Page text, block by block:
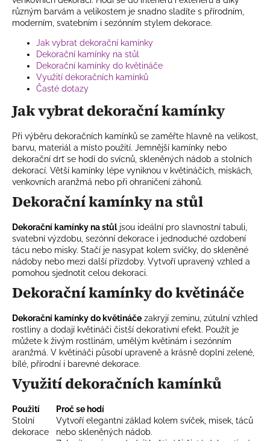
d
a
í
p
r
k
y
ý
p
i
s
u
různým barvám a velikostem je snadno sladíte s přírodním,
moderním, svatebním i sezónním stylem dekorace.
Jak vybrat dekorační kamínky
Dekorační kamínky na stůl
Dekorační kamínky do květináče
Využití dekoračních kamínků
Časté dotazy
Jak vybrat dekorační kamínky
Při výběru dekoračních kamínků se zaměřte hlavně na velikost,
barvu, materiál a místo použití. Jemnější kamínky nebo
dekorační drť se hodí do svícnů, skleněných nádob a stolních
dekorací. Větší kamínky lépe vyniknou v květináčích, miskách,
venkovních aranžmá nebo při ohraničení záhonů.
Dekorační kamínky na stůl
Dekorační kamínky na stůljsou ideální pro slavnostní tabuli,
svatební výzdobu, sezónní dekorace i jednoduché ozdobení
tácu nebo misky. Stačí je nasypat kolem svíčky, do skleněné
nádoby nebo mezi další přízdoby. Vytvoří upravený vzhled a
pomohou sjednotit celou dekoraci.
Dekorační kamínky do květináče
Dekorační kamínky do květináče zakryjí zeminu, zútulní vzhled
rostliny a dodají květináči čistší dekorativní efekt. Použít je
můžete k živým rostlinám, umělým květinám i sezónním
aranžmá. V květináči působí upraveně a krásně doplní zelené,
bílé, přírodní i barevné dekorace.
Využití dekoračních kamínků
Použití
Proč se hodí
Stolní
dekorace
Vytvoří elegantní základ kolem svíček, misek, táců
nebo skleněných nádob.